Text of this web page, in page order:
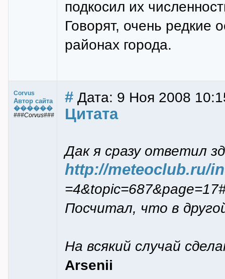
подкосил их
Говорят, очень редкие
районах города.
Corvus
Автор сайта
������
###Corvus###
# Дата: 9 Ноя 2008
Цитата
Дак я сразу ответил
http://meteoclub.ru/
Посчитал, что в
На всякий случай
Arsenii